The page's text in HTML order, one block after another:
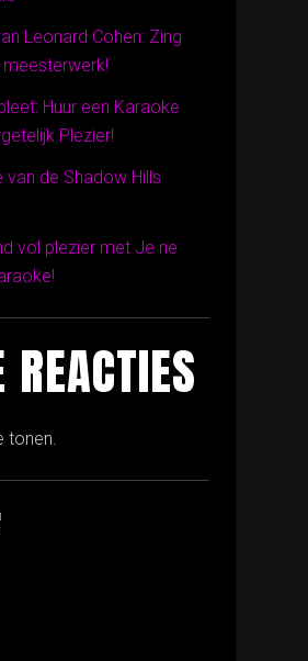
Leonard Cohen: Zing
Huur een Karaoke
Plezier!
van de Shadow Hills
vol plezier met Je ne
tonen.